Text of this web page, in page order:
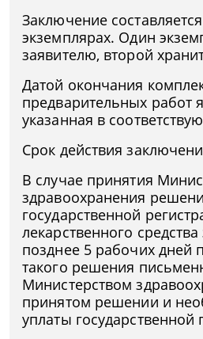
Заключение
экземплярах. Один
заявителю, второй
Датой окончания
предварительных работ
указанная в
Срок действия
В случае принятия
здравоохранения
государственной
лекарственного
позднее 5 рабочих дней
такого решения
Министерством
принятом решении и
уплаты